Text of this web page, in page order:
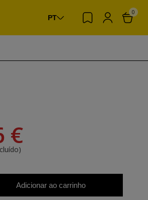
PT
0
€
Adicionar ao carrinho